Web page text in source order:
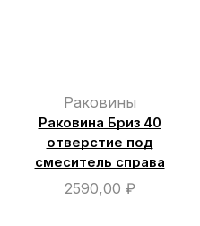
Раковины
Раковина Бриз 40
отверстие под
смеситель справа
2590,00 ₽